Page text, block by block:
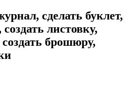
сделать буклет,
создать листовку,
брошюру,